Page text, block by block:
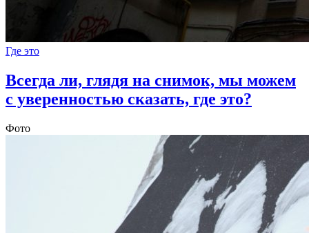
Где это
Всегда ли, глядя на снимок, мы можем
с уверенностью сказать, где это?
Фото